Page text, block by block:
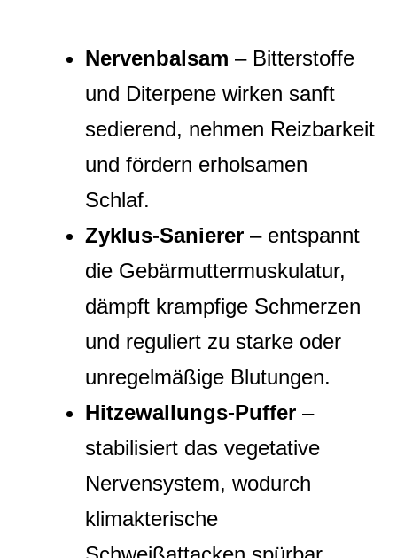
Nervenbalsam – Bitterstoffe
und Diterpene wirken sanft
sedierend, nehmen Reizbarkeit
und fördern erholsamen
Schlaf.
Zyklus‑Sanierer– entspannt
die Gebärmuttermuskulatur,
dämpft krampfige Schmerzen
und reguliert zu starke oder
unregelmäßige Blutungen.
Hitzewallungs‑Puffer–
stabilisiert das vegetative
Nervensystem, wodurch
klimakterische